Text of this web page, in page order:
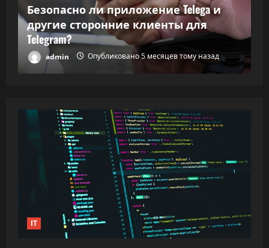
Безопасно ли приложение Telega и
другие сторонние клиенты для
Telegram?
admin Опубликовано 5 месяцев тому назад
IT